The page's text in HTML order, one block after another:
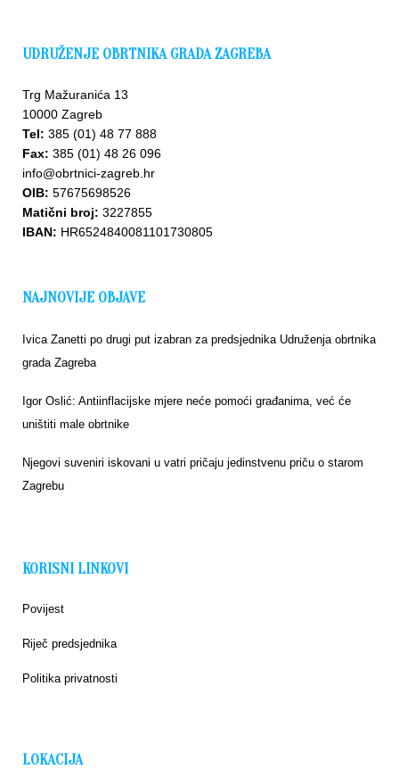
UDRUŽENJE OBRTNIKA GRADA ZAGREBA
Trg Mažuranića 13
10000 Zagreb
Tel: 385 (01) 48 77 888
Fax: 385 (01) 48 26 096
info@obrtnici-zagreb.hr
OIB: 57675698526
Matični broj: 3227855
IBAN: HR6524840081101730805
NAJNOVIJE OBJAVE
Ivica Zanetti po drugi put izabran za predsjednika Udruženja obrtnika
grada Zagreba
Igor Oslić: Antiinflacijske mjere neće pomoći građanima, već će
uništiti male obrtnike
Njegovi suveniri iskovani u vatri pričaju jedinstvenu priču o starom
Zagrebu
KORISNI LINKOVI
Povijest
Riječ predsjednika
Politika privatnosti
LOKACIJA